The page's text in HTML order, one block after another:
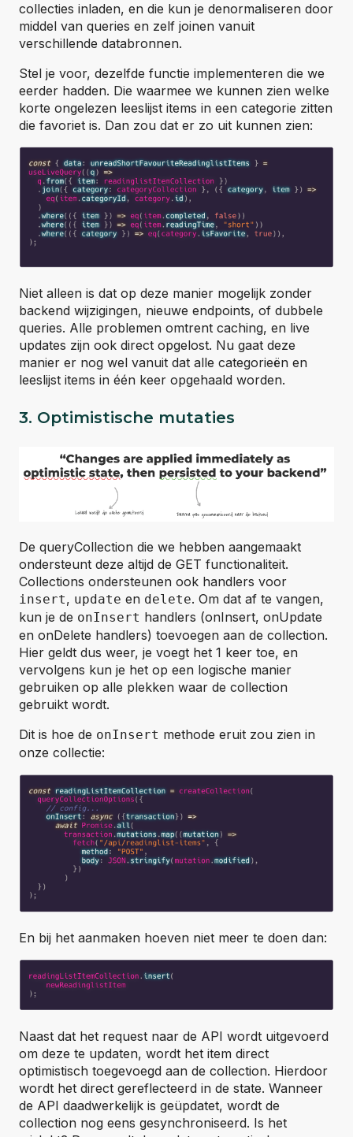
collecties inladen, en die kun je denormaliseren door
middel van queries en zelf joinen vanuit
verschillende databronnen.
Stel je voor, dezelfde functie implementeren die we
eerder hadden. Die waarmee we kunnen zien welke
korte ongelezen leeslijst items in een categorie zitten
die favoriet is. Dan zou dat er zo uit kunnen zien:
Niet alleen is dat op deze manier mogelijk zonder
backend wijzigingen, nieuwe endpoints, of dubbele
queries. Alle problemen omtrent caching, en live
updates zijn ook direct opgelost. Nu gaat deze
manier er nog wel vanuit dat alle categorieën en
leeslijst items in één keer opgehaald worden.
3. Optimistische mutaties
De queryCollection die we hebben aangemaakt
ondersteunt deze altijd de GET functionaliteit.
Collections ondersteunen ook handlers voor
insert, update en delete. Om dat af te vangen,
kun je de onInsert handlers (onInsert, onUpdate
en onDelete handlers) toevoegen aan de collection.
Hier geldt dus weer, je voegt het 1 keer toe, en
vervolgens kun je het op een logische manier
gebruiken op alle plekken waar de collection
gebruikt wordt.
Dit is hoe de onInsert methode eruit zou zien in
onze collectie:
En bij het aanmaken hoeven niet meer te doen dan:
Naast dat het request naar de API wordt uitgevoerd
om deze te updaten, wordt het item direct
optimistisch toegevoegd aan de collection. Hierdoor
wordt het direct gereflecteerd in de state. Wanneer
de API daadwerkelijk is geüpdatet, wordt de
collection nog eens gesynchroniseerd. Is het